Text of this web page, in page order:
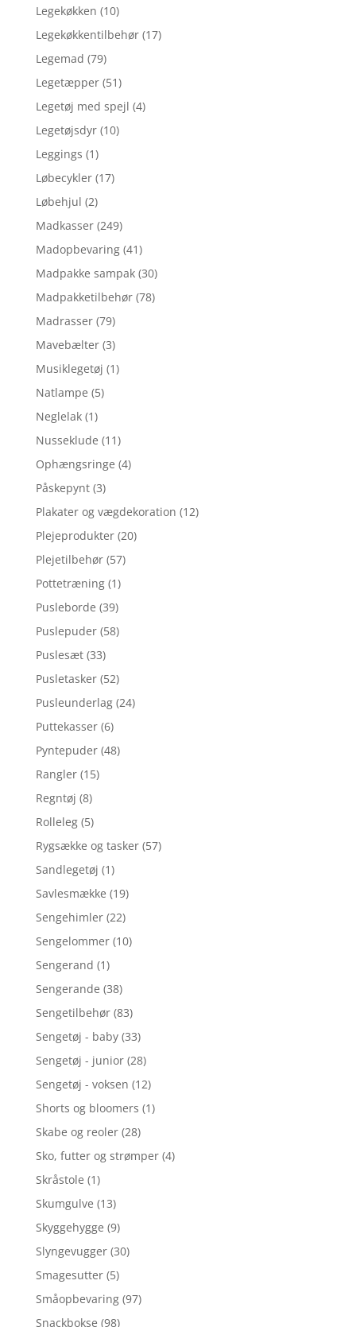
Legekøkken (10)
Legekøkkentilbehør (17)
Legemad (79)
Legetæpper (51)
Legetøj med spejl (4)
Legetøjsdyr (10)
Leggings (1)
Løbecykler (17)
Løbehjul (2)
Madkasser (249)
Madopbevaring (41)
Madpakke sampak (30)
Madpakketilbehør (78)
Madrasser (79)
Mavebælter (3)
Musiklegetøj (1)
Natlampe (5)
Neglelak (1)
Nusseklude (11)
Ophængsringe (4)
Påskepynt (3)
Plakater og vægdekoration (12)
Plejeprodukter (20)
Plejetilbehør (57)
Pottetræning (1)
Pusleborde (39)
Puslepuder (58)
Puslesæt (33)
Pusletasker (52)
Pusleunderlag (24)
Puttekasser (6)
Pyntepuder (48)
Rangler (15)
Regntøj (8)
Rolleleg (5)
Rygsække og tasker (57)
Sandlegetøj (1)
Savlesmække (19)
Sengehimler (22)
Sengelommer (10)
Sengerand (1)
Sengerande (38)
Sengetilbehør (83)
Sengetøj - baby (33)
Sengetøj - junior (28)
Sengetøj - voksen (12)
Shorts og bloomers (1)
Skabe og reoler (28)
Sko, futter og strømper (4)
Skråstole (1)
Skumgulve (13)
Skyggehygge (9)
Slyngevugger (30)
Smagesutter (5)
Småopbevaring (97)
Snackbokse (98)